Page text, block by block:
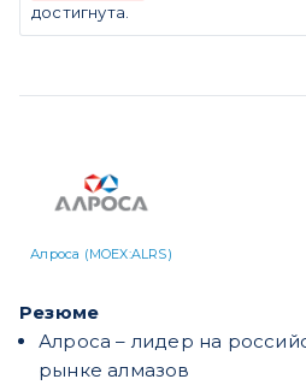
достигнута.
Алроса (MOEX:ALRS)
Резюме
Алроса – лидер на
рынке алмазов